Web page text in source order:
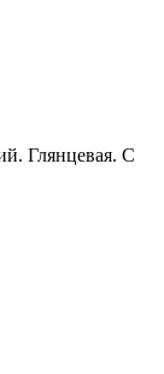
Глянцевая. С